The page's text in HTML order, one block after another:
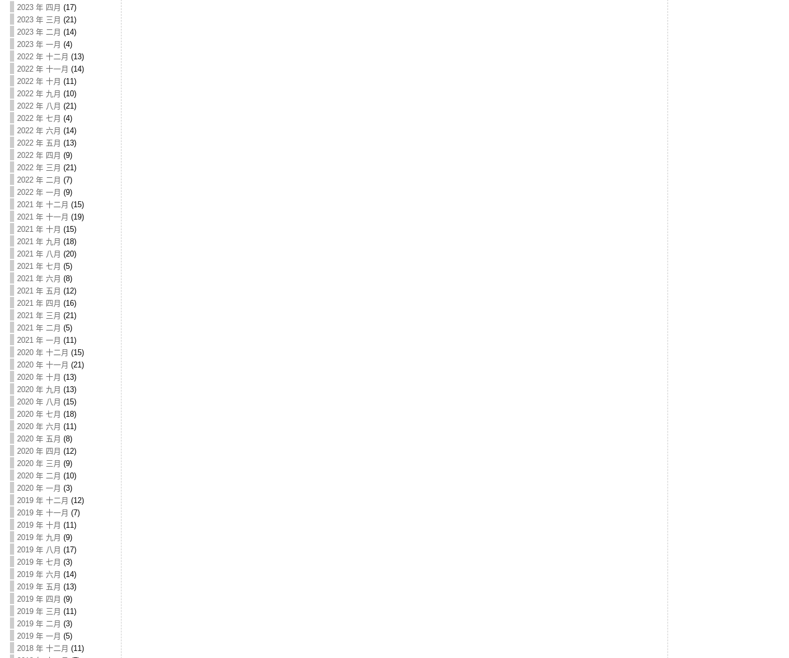
2023 年 四月 (17)
2023 年 三月 (21)
2023 年 二月 (14)
2023 年 一月 (4)
2022 年 十二月 (13)
2022 年 十一月 (14)
2022 年 十月 (11)
2022 年 九月 (10)
2022 年 八月 (21)
2022 年 七月 (4)
2022 年 六月 (14)
2022 年 五月 (13)
2022 年 四月 (9)
2022 年 三月 (21)
2022 年 二月 (7)
2022 年 一月 (9)
2021 年 十二月 (15)
2021 年 十一月 (19)
2021 年 十月 (15)
2021 年 九月 (18)
2021 年 八月 (20)
2021 年 七月 (5)
2021 年 六月 (8)
2021 年 五月 (12)
2021 年 四月 (16)
2021 年 三月 (21)
2021 年 二月 (5)
2021 年 一月 (11)
2020 年 十二月 (15)
2020 年 十一月 (21)
2020 年 十月 (13)
2020 年 九月 (13)
2020 年 八月 (15)
2020 年 七月 (18)
2020 年 六月 (11)
2020 年 五月 (8)
2020 年 四月 (12)
2020 年 三月 (9)
2020 年 二月 (10)
2020 年 一月 (3)
2019 年 十二月 (12)
2019 年 十一月 (7)
2019 年 十月 (11)
2019 年 九月 (9)
2019 年 八月 (17)
2019 年 七月 (3)
2019 年 六月 (14)
2019 年 五月 (13)
2019 年 四月 (9)
2019 年 三月 (11)
2019 年 二月 (3)
2019 年 一月 (5)
2018 年 十二月 (11)